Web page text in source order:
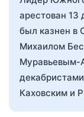
арестован 13
был казнен в
Михаилом
Муравьевым-
Каховским и